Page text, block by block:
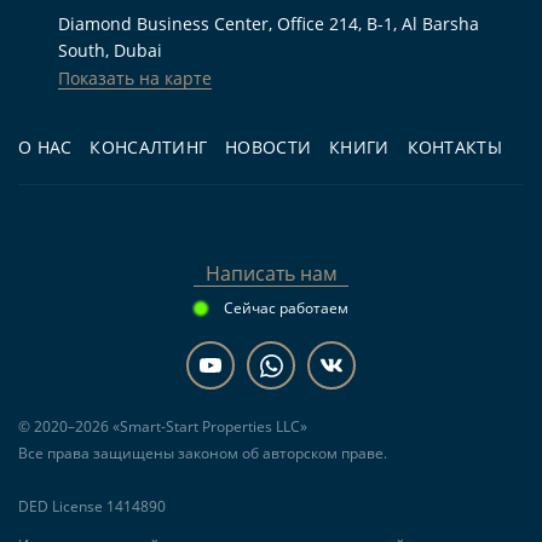
Кому подходит
Для жизни:покупателям, которым нужна
балконом и террасой рядом с водой в Дубае.
сопоставить цену от 1 650 000 AED, будущие
расходы и сценарий аренды после передачи
Для перепродажи:покупателям,
планирующим оценивать рыночную ситуацию
по мере строительства и ближе к заявленному
О НАС КОНСАЛТИНГ НОВОСТИ КНИГИ КОНТАКТЫ
Diamond Business Center, Office 214, B-1, Al Barsha
South, Dubai
Показать на карте
Написать нам
Сейчас работаем
© 2020–2026 «Smart-Start Properties LLC»
Все права защищены законом об авторском праве.
DED License 1414890